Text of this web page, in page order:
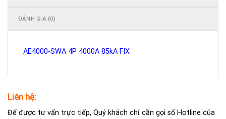
ĐÁNH GIÁ (0)
AE4000-SWA 4P 4000A 85kA FIX
Liên hệ:
Để được tư vấn trực tiếp, Quý khách chỉ cần gọi số Hotline của